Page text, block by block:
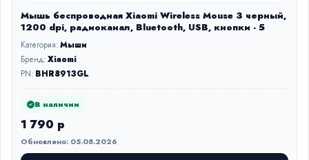
Мышь беспроводная Xiaomi Wireless Mouse 3 черный,
1200 dpi, радиоканал, Bluetooth, USB, кнопки - 5
Категория:Мыши
Бренд:Xiaomi
PN: BHR8913GL
В наличии
1 790 р
Обновлено: 05.08.2026